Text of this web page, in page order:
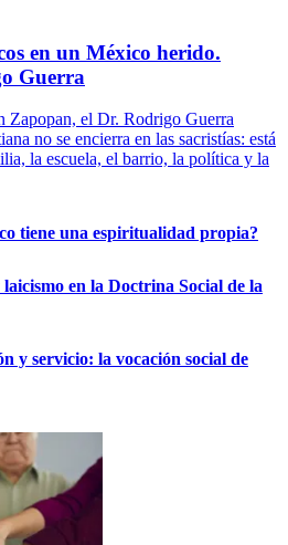
en un México herido.
Guerra
Zapopan, el Dr. Rodrigo Guerra
no se encierra en las sacristías: está
la escuela, el barrio, la política y la
tiene una espiritualidad propia?
en la Doctrina Social de la
y servicio: la vocación social de